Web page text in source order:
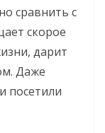
сравнить с
скорое
дарит
Даже
посетили